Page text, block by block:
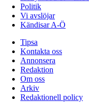
Politik
Vi avslöjar
Kändisar A-Ö
Tipsa
Kontakta oss
Annonsera
Redaktion
Om oss
Arkiv
Redaktionell policy